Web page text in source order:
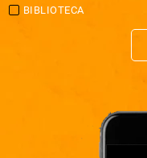
BIBLIOTECA